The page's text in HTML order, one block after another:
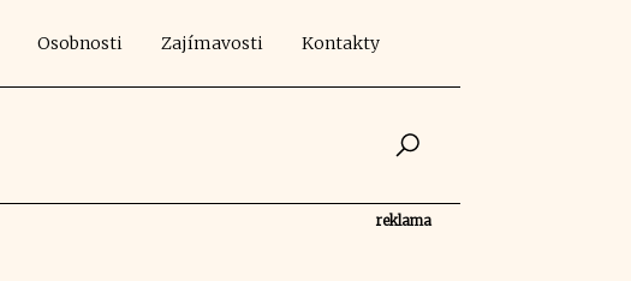
Osobnosti Zajímavosti Kontakty
reklama